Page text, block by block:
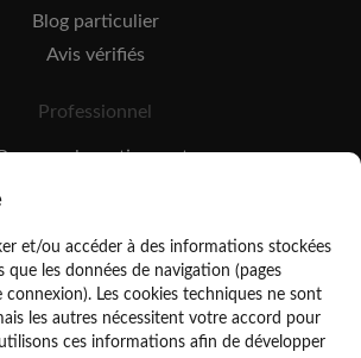
Blog particulier
Avis vérifiés
Professionnel
pour les artisans et pros
les réseaux, marques et industriels
et/ou accéder à des informations stockées
que les données de navigation (pages
connexion). Les cookies techniques ne sont
les autres nécessitent votre accord pour
ces informations afin de développer